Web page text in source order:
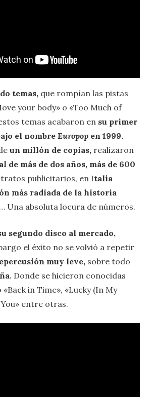
temas, que rompían las pistas
your body» o «Too Much of
temas acabaron en su primer
el nombre Europop en 1999.
un millón de copias, realizaron
de más de dos años, más de 600
publicitarios, en Italia
más radiada de la historia
Una absoluta locura de números.
segundo disco al mercado,
el éxito no se volvió a repetir
muy leve, sobre todo
Donde se hicieron conocidas
in Time», «Lucky (In My
entre otras.